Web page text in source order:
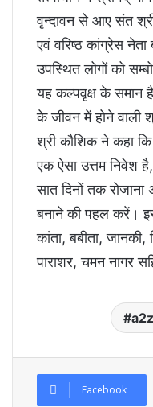
वृन्दावन से आए संत
एवं वरिष्ठ कांग्रेस
उपस्थित लोगों को
यह कल्पवृक्ष के समान
के जीवन में होने वाली
श्री कौशिक ने कहा
एक ऐसा उत्तम निवेश
सात दिनों तक
बनाने की पहल करें। इस
कांता, बबीता, जानकी,
पाराशर, चमन नागर
Facebook